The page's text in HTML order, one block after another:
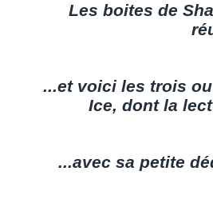
Les boites de
...et voici les trois
Ice, dont la
...avec sa petite